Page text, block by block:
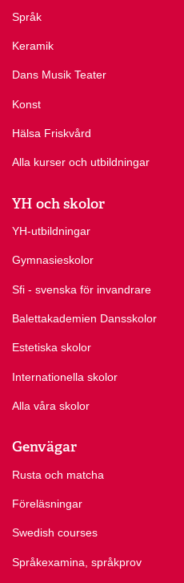
Språk
Keramik
Dans Musik Teater
Konst
Hälsa Friskvård
Alla kurser och utbildningar
YH och skolor
YH-utbildningar
Gymnasieskolor
Sfi - svenska för invandrare
Balettakademien Dansskolor
Estetiska skolor
Internationella skolor
Alla våra skolor
Genvägar
Rusta och matcha
Föreläsningar
Swedish courses
Språkexamina, språkprov